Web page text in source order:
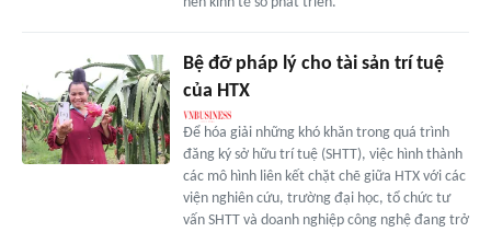
Bệ đỡ pháp lý cho tài sản trí tuệ
của HTX
Để hóa giải những khó khăn trong quá trình
đăng ký sở hữu trí tuệ (SHTT), việc hình thành
các mô hình liên kết chặt chẽ giữa HTX với các
viện nghiên cứu, trường đại học, tổ chức tư
vấn SHTT và doanh nghiệp công nghệ đang trở